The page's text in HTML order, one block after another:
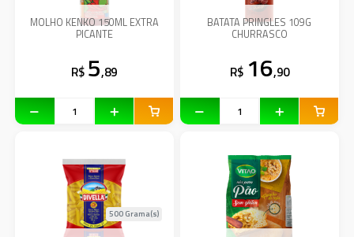
MOLHO KENKO 150ML EXTRA
PICANTE
R$ 5,89
BATATA PRINGLES 109G
CHURRASCO
R$ 16,90
500 Grama(s)